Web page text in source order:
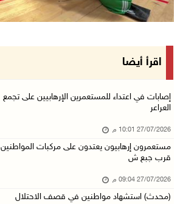
اقرأ أيضا
إصابات في اعتداء للمستعمرين الإرهابيين على تجمع
العراعر
27/07/2026 10:01 م
مستعمرون إرهابيون يعتدون على مركبات المواطنين
قرب جبع ش
27/07/2026 09:04 م
(محدث) استشهاد مواطنين في قصف الاحتلال